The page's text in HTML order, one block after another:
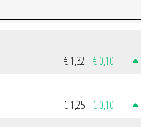
€ 1,32 € 0,10
€ 1,25 € 0,10